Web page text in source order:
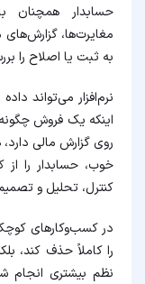
حسابدار همچنان
مغایرت‌ها،
به ثبت یا اصلاح را
نرم‌افزار می‌تواند
اینکه یک فروش
روی گزارش مالی
خوب، حسابدار را از
کنترل، تحلیل و
در کسب‌وکارهای
را کاملاً حذف کند،
نظم بیشتری انجام